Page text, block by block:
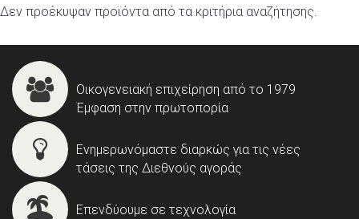
Δεν προέκυψαν προϊόντα από τα κριτήρια αναζήτησης.
Οικογενειακή επιχείρηση από το 1979
Έμφαση στην πρωτοπορία
Ενημερωνόμαστε διαρκώς για τις νέες
τάσεις της Διεθνούς αγοράς
Επενδύουμε σε τεχνολογία